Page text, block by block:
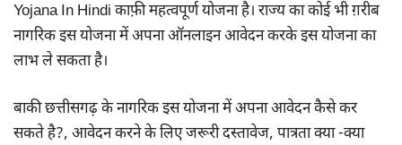
Yojana In Hindi काफ़ी महत्वपूर्ण योजना है। राज्य का कोई भी ग़रीब
नागरिक इस योजना में अपना ऑनलाइन आवेदन करके इस योजना का
लाभ ले सकता है।
बाकी छत्तीसगढ़ के नागरिक इस योजना में अपना आवेदन कैसे कर
सकते है?, आवेदन करने के लिए जरूरी दस्तावेज, पात्रता क्या -क्या